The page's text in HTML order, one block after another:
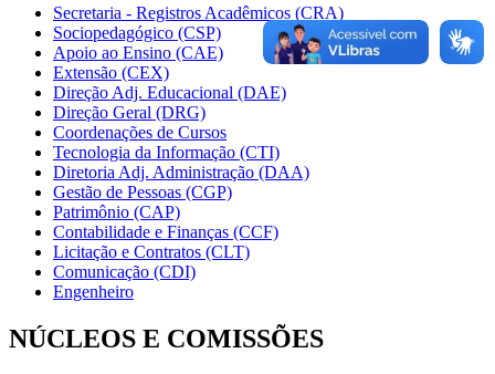
Secretaria - Registros Acadêmicos (CRA)
Sociopedagógico (CSP)
Apoio ao Ensino (CAE)
Extensão (CEX)
Direção Adj. Educacional (DAE)
Direção Geral (DRG)
Coordenações de Cursos
Tecnologia da Informação (CTI)
Diretoria Adj. Administração (DAA)
Gestão de Pessoas (CGP)
Patrimônio (CAP)
Contabilidade e Finanças (CCF)
Licitação e Contratos (CLT)
Comunicação (CDI)
Engenheiro
NÚCLEOS E COMISSÕES